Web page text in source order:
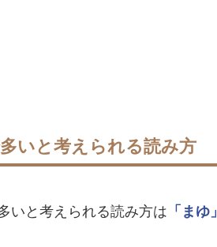
いと考えられる読み方
いと考えられる読み方は 「まゆ」